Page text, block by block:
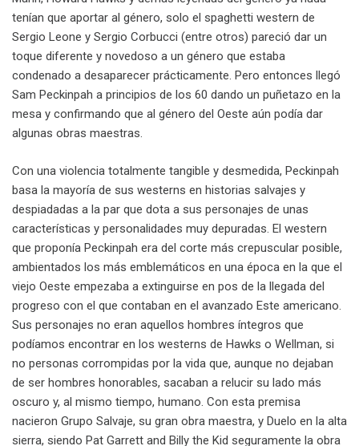
tenían que aportar al género, solo el spaghetti western de
Sergio Leone y Sergio Corbucci (entre otros) pareció dar un
toque diferente y novedoso a un género que estaba
condenado a desaparecer prácticamente. Pero entonces llegó
Sam Peckinpah a principios de los 60 dando un puñetazo en la
mesa y confirmando que al género del Oeste aún podía dar
algunas obras maestras.
Con una violencia totalmente tangible y desmedida, Peckinpah
basa la mayoría de sus westerns en historias salvajes y
despiadadas a la par que dota a sus personajes de unas
características y personalidades muy depuradas. El western
que proponía Peckinpah era del corte más crepuscular posible,
ambientados los más emblemáticos en una época en la que el
viejo Oeste empezaba a extinguirse en pos de la llegada del
progreso con el que contaban en el avanzado Este americano.
Sus personajes no eran aquellos hombres íntegros que
podíamos encontrar en los westerns de Hawks o Wellman, si
no personas corrompidas por la vida que, aunque no dejaban
de ser hombres honorables, sacaban a relucir su lado más
oscuro y, al mismo tiempo, humano. Con esta premisa
nacieron Grupo Salvaje, su gran obra maestra, y Duelo en la alta
sierra, siendo Pat Garrett and Billy the Kid seguramente la obra